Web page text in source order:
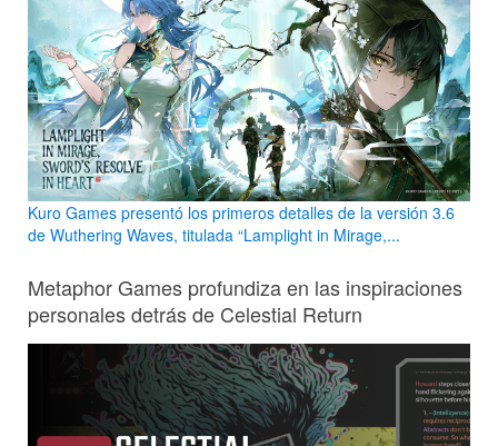
Kuro Games presentó los primeros detalles de la versión 3.6
de Wuthering Waves, titulada “Lamplight in Mirage,...
Metaphor Games profundiza en las inspiraciones
personales detrás de Celestial Return